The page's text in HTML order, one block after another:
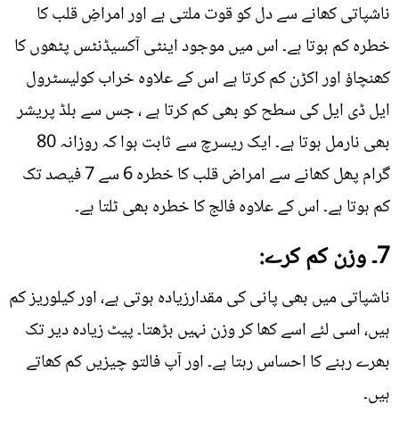
ناشپاتی کھانے سے دل کو قوت ملتی ہے اور امراضِ قلب کا
خطرہ کم ہوتا ہے۔ اس میں موجود اینٹی آکسیڈنٹس پٹھوں کا
کھنچاؤ اور اکڑن کم کرتا ہے اس کے علاوہ خراب کولیسٹرول
ایل ڈی ایل کی سطح کو بھی کم کرتا ہے ، جس سے بلڈ پریشر
بھی نارمل ہوتا ہے۔ ایک ریسرچ سے ثابت ہوا کہ روزانہ 80
گرام پھل کھانے سے امراض قلب کا خطرہ 6 سے 7 فیصد تک
کم ہوتا ہے۔ اس کے علاوہ فالج کا خطرہ بھی ٹلتا ہے۔
7۔ وزن کم کرے:
ناشپاتی میں بھی پانی کی مقدارزیادہ ہوتی ہے، اور کیلوریز کم
ہیں، اسی لئے اسے کھا کر وزن نہیں بڑھتا۔ پیٹ زیادہ دیر تک
بھرے رہنے کا احساس رہتا ہے۔ اور آپ فالتو چیزیں کم کھاتے
ہیں۔